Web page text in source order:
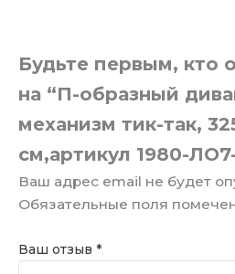
Будьте первым, кто
на “П-образный
механизм тик-так,
см,артикул 1980-
Ваш адрес email не будет
Обязательные поля
Ваш отзыв *